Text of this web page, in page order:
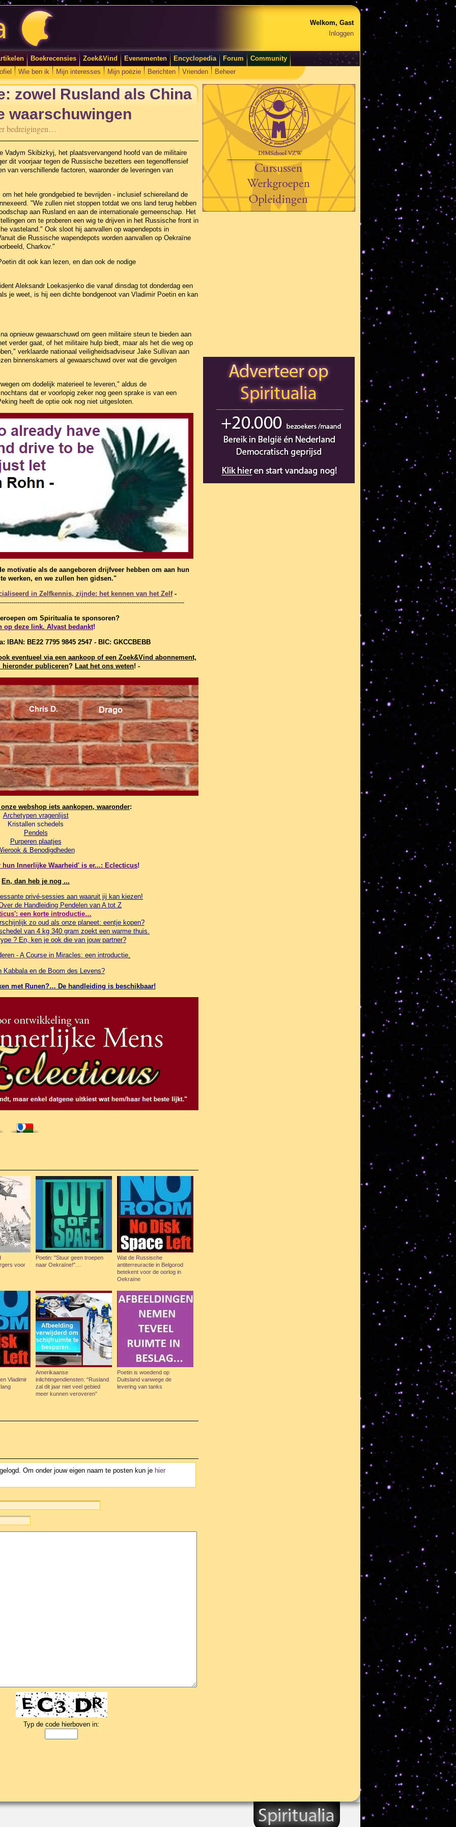
Welkom, Gast
Inloggen
Boekrecensies Zoek&Vind Evenementen Encyclopedia Forum
Community
Wie ben ik Mijn interesses Mijn poëzie Berichten Vrienden Beheer
zowel Rusland als China
waarschuwingen
bedreigingen…
Vadym Skibizkyj, het plaatsvervangend hoofd van de militaire
dit voorjaar tegen de Russische bezetters een tegenoffensief
van verschillende factoren, waaronder de leveringen van
het hele grondgebied te bevrijden - inclusief schiereiland de
"We zullen niet stoppen totdat we ons land terug hebben
aan Rusland en aan de internationale gemeenschap. Het
om te proberen een wig te drijven in het Russische front in
vasteland." Ook sloot hij aanvallen op wapendepots in
die Russische wapendepots worden aanvallen op Oekraïne
Charkov."
dit ook kan lezen, en dan ook de nodige
Aleksandr Loekasjenko die vanaf dinsdag tot donderdag een
je weet, is hij een dichte bondgenoot van Vladimir Poetin en kan
opnieuw gewaarschuwd om geen militaire steun te bieden aan
verder gaat, of het militaire hulp biedt, maar als het die weg op
verklaarde nationaal veiligheidsadviseur Jake Sullivan aan
binnenskamers al gewaarschuwd over wat die gevolgen
om dodelijk materieel te leveren," aldus de
dat er voorlopig zeker nog geen sprake is van een
heeft de optie ook nog niet uitgesloten.
motivatie als de aangeboren drijfveer hebben om aan hun
werken, en we zullen hen gidsen."
in Zelfkennis, zijnde: het kennen van het Zelf-
om Spiritualia te sponsoren?
op deze link. Alvast bedankt!
IBAN: BE22 7795 9845 2547 - BIC: GKCCBEBB
eventueel via een aankoop of een Zoek&Vind abonnement,
hieronder publiceren? Laat het ons weten! -
webshop iets aankopen, waaronder:
Archetypen vragenlijst
Kristallen schedels
Pendels
Purperen plaatjes
& Benodigdheden
hun Innerlijke Waarheid' is er...: Eclecticus!
En, dan heb je nog ...
privé-sessies aan waaruit jij kan kiezen!
de Handleiding Pendelen van A tot Z
een korte introductie…
zo oud als onze planeet: eentje kopen?
van 4 kg 340 gram zoekt een warme thuis.
? En, ken je ook die van jouw partner?
- A Course in Miracles: een introductie.
Kabbala en de Boom des Levens?
met Runen?… De handleiding is beschikbaar!
voor
Poetin: "Stuur geen troepen
naar Oekraïne!"…
Wat de Russische
antiterreuractie in Belgorod
betekent voor de oorlog in
Oekraïne
Vladimir
Amerikaanse
inlichtingendiensten: “Rusland
zal dit jaar niet veel gebied
meer kunnen veroveren”
Poetin is woedend op
Duitsland vanwege de
levering van tanks
Om onder jouw eigen naam te posten kun je hier
Typ de code hierboven in: